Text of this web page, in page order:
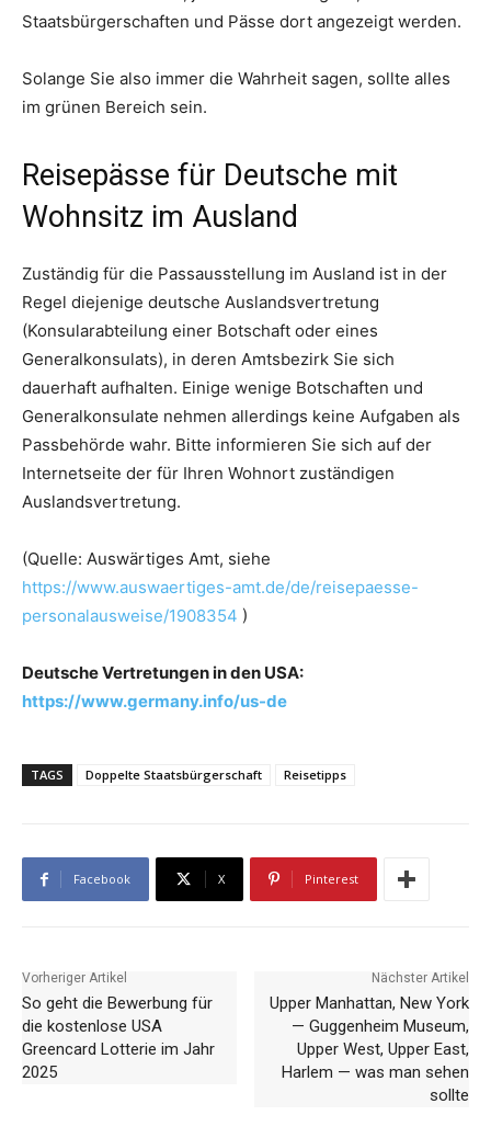
Staatsbürgerschaften und Pässe dort angezeigt werden.
Solange Sie also immer die Wahrheit sagen, sollte alles
im grünen Bereich sein.
Reisepässe für Deutsche mit
Wohnsitz im Ausland
Zuständig für die Passausstellung im Ausland ist in der
Regel diejenige deutsche Auslandsvertretung
(Konsularabteilung einer Botschaft oder eines
Generalkonsulats), in deren Amtsbezirk Sie sich
dauerhaft aufhalten. Einige wenige Botschaften und
Generalkonsulate nehmen allerdings keine Aufgaben als
Passbehörde wahr. Bitte informieren Sie sich auf der
Internetseite der für Ihren Wohnort zuständigen
Auslandsvertretung.
(Quelle: Auswärtiges Amt, siehe
https://www.auswaertiges-amt.de/de/reisepaesse-
personalausweise/1908354 )
Deutsche Vertretungen in den USA:
https://www.germany.info/us-de
TAGS Doppelte Staatsbürgerschaft Reisetipps
Facebook X Pinterest
Vorheriger Artikel
So geht die Bewerbung für
die kostenlose USA
Greencard Lotterie im Jahr
2025
Nächster Artikel
Upper Manhattan, New York
— Guggenheim Museum,
Upper West, Upper East,
Harlem — was man sehen
sollte